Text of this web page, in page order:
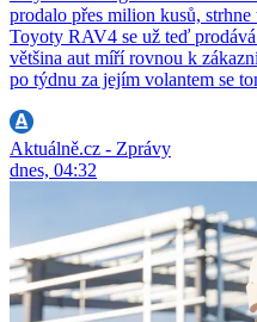
prodalo přes milion kusů,
Toyoty RAV4 se už teď
většina aut míří rovnou k
po týdnu za jejím volantem se
Aktuálně.cz - Zprávy
dnes, 04:32